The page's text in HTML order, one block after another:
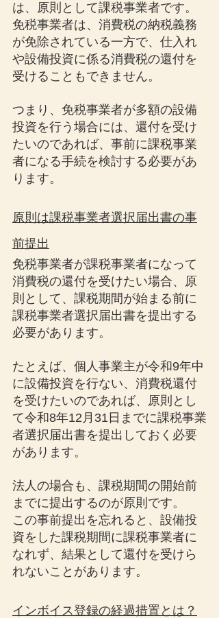
は、原則として課税事業者です。
免税事業者は、消費税の納税義務
が免除されている一方で、仕入れ
や設備投資に係る消費税の還付を
受けることもできません。
つまり、免税事業者が多額の設備
投資を行う場合には、還付を受け
たいのであれば、事前に課税事業
者になる手続を検討する必要があ
ります。
原則は課税事業者選択届出書の事
前提出
免税事業者が課税事業者になって
消費税の還付を受けたい場合、原
則として、課税期間が始まる前に
課税事業者選択届出書を提出する
必要があります。
たとえば、個人事業主が令和9年中
に設備投資を行ない、消費税還付
を受けたいのであれば、原則とし
て令和8年12月31日までに課税事業
者選択届出書を提出しておく必要
があります。
法人の場合も、課税期間の開始前
までに提出するのが原則です。
この事前提出を忘れると、設備投
資をした課税期間に課税事業者に
なれず、結果として還付を受けら
れないことがあります。
インボイス登録の経過措置とは？